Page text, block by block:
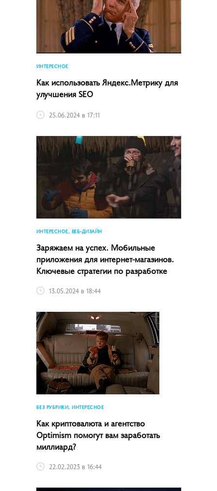
ИНТЕРЕСНОЕ
Как использовать Яндекс.Метрику для
улучшения SEO
25.06.2024 в 17:11
ИНТЕРЕСНОЕ, ВЕБ-ДИЗАЙН
Заряжаем на успех. Мобильные
приложения для интернет-магазинов.
Ключевые стратегии по разработке
13.05.2024 в 18:44
БЕЗ РУБРИКИ, ИНТЕРЕСНОЕ
Как криптовалюта и агентство
Optimism помогут вам заработать
миллиард?
22.02.2023 в 16:44